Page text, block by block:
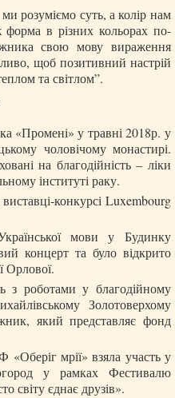
розуміємо суть, а колір нам
форма в різних кольорах по-
свою мову вираження
щоб позитивний настрій
та світлом”.
«Промені» у травні 2018р. у
чоловічому монастирі.
на благодійність – ліки
інституті раку.
конкурсі Luxembourg
мови у Будинку
концерт та було відкрито
Орлової.
з роботами у благодійному
Золотоверхому
який представляє фонд
мрії» взяла участь у
у рамках Фестивалю
світу єднає друзів».